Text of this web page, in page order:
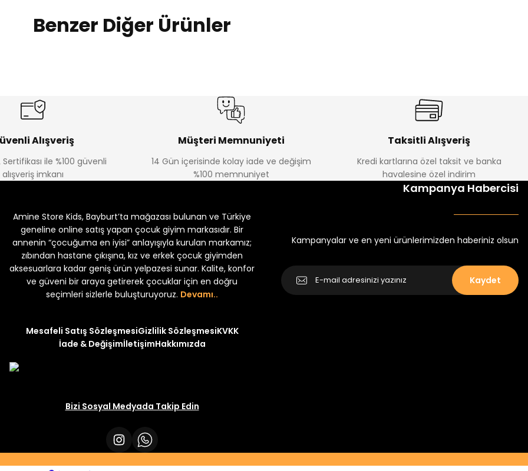
Benzer Diğer Ürünler
Yeni
Kampçı Minik Erkek Çocuk 2'li Şortlu Takım
%30
Yeni
₺ 500 ₺ 350
%30
Minik Kral Erkek Çocuk 2'li Şortlu Takım
2'li Şortlu Takım
Alışveriş
Sertifikası ile %100 güvenli
alışveriş imkanı
Müşteri Memnuniyeti
14 Gün içerisinde kolay iade ve değişim
%100 memnuniyet
Taksitli Alışveriş
Kredi kartlarına özel taksit ve banka
havalesine özel indirim
Amine Store Kids, Bayburt’ta mağazası bulunan ve Türkiye
geneline online satış yapan çocuk giyim markasıdır. Bir
annenin “çocuğuma en iyisi” anlayışıyla kurulan markamız;
zıbından hastane çıkışına, kız ve erkek çocuk giyimden
aksesuarlara kadar geniş ürün yelpazesi sunar. Kalite, konfor
ve güveni bir araya getirerek çocuklar için en doğru
seçimleri sizlerle buluşturuyoruz. Devamı..
Mesafeli Satış SözleşmesiGizlilik SözleşmesiKVKK
İade & DeğişimİletişimHakkımızda
Bizi Sosyal Medyada Takip Edin
Kampanya Habercisi
Kampanyalar ve en yeni ürünlerimizden haberiniz olsun
Kaydet